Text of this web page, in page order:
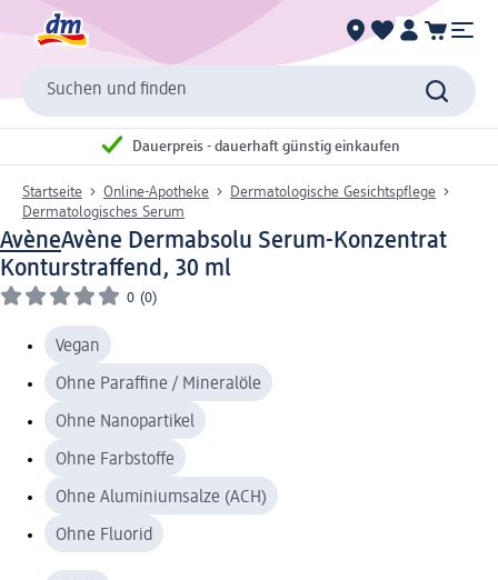
Suchen und finden
Dauerpreis - dauerhaft günstig einkaufen
Startseite Online-Apotheke
Dermatologische Gesichtspflege
Dermatologisches Serum
AvèneAvène Dermabsolu Serum-Konzentrat
Konturstraffend, 30 ml
0 (0)
Vegan
Ohne Paraffine / Mineralöle
Ohne Nanopartikel
Ohne Farbstoffe
Ohne Aluminiumsalze (ACH)
Ohne Fluorid